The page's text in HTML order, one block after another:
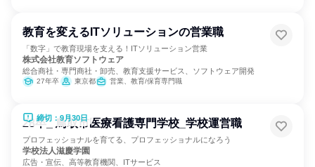
教育を変えるITソリューションの営業職
「数字」で教育現場を支える！ITソリューション営業
株式会社教育ソフトウェア
総合商社・専門商社・卸売、教育支援サービス、ソフトウェア開発
27年卒 東京都 営業、教育/保育専門職
締切：9月30日
28卒_ 鳥取市医療看護専門学校_学校運営職
プロフェッショナルを育てる、プロフェッショナルになろう
学校法人滋慶学園
広告・宣伝、高等教育機関、ITサービス